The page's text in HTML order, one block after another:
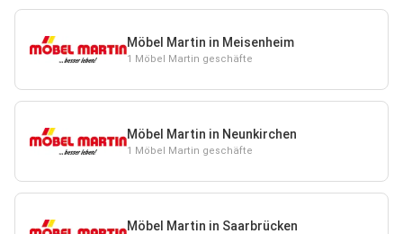
Möbel Martin in Meisenheim
1 Möbel Martin geschäfte
Möbel Martin in Neunkirchen
1 Möbel Martin geschäfte
Möbel Martin in Saarbrücken